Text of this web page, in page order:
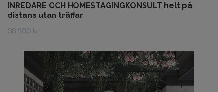
INREDARE OCH HOMESTAGINGKONSULT helt på
distans utan träffar
38 500 kr